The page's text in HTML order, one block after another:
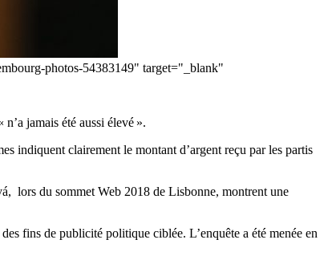
photos-54383149" target="_blank"
jamais été aussi élevé ».
indiquent clairement le montant d’argent reçu par les partis
lors du sommet Web 2018 de Lisbonne, montrent une
fins de publicité politique ciblée. L’enquête a été menée en